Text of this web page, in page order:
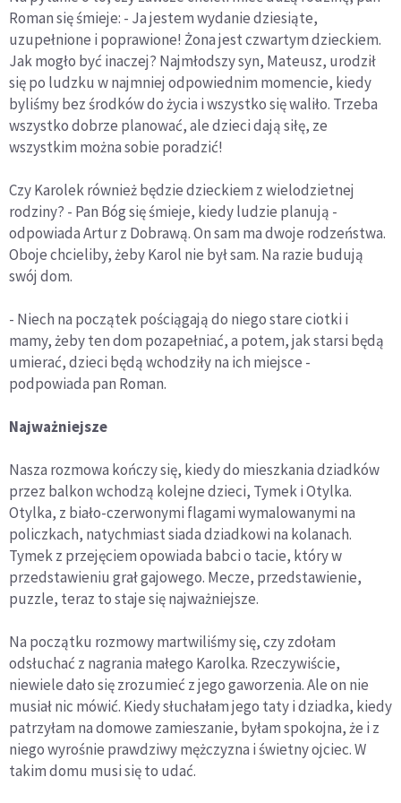
Roman się śmieje: - Ja jestem wydanie dziesiąte,
uzupełnione i poprawione! Żona jest czwartym dzieckiem.
Jak mogło być inaczej? Najmłodszy syn, Mateusz, urodził
się po ludzku w najmniej odpowiednim momencie, kiedy
byliśmy bez środków do życia i wszystko się waliło. Trzeba
wszystko dobrze planować, ale dzieci dają siłę, ze
wszystkim można sobie poradzić!
Czy Karolek również będzie dzieckiem z wielodzietnej
rodziny? - Pan Bóg się śmieje, kiedy ludzie planują -
odpowiada Artur z Dobrawą. On sam ma dwoje rodzeństwa.
Oboje chcieliby, żeby Karol nie był sam. Na razie budują
swój dom.
- Niech na początek pościągają do niego stare ciotki i
mamy, żeby ten dom pozapełniać, a potem, jak starsi będą
umierać, dzieci będą wchodziły na ich miejsce -
podpowiada pan Roman.
Najważniejsze
Nasza rozmowa kończy się, kiedy do mieszkania dziadków
przez balkon wchodzą kolejne dzieci, Tymek i Otylka.
Otylka, z biało-czerwonymi flagami wymalowanymi na
policzkach, natychmiast siada dziadkowi na kolanach.
Tymek z przejęciem opowiada babci o tacie, który w
przedstawieniu grał gajowego. Mecze, przedstawienie,
puzzle, teraz to staje się najważniejsze.
Na początku rozmowy martwiliśmy się, czy zdołam
odsłuchać z nagrania małego Karolka. Rzeczywiście,
niewiele dało się zrozumieć z jego gaworzenia. Ale on nie
musiał nic mówić. Kiedy słuchałam jego taty i dziadka, kiedy
patrzyłam na domowe zamieszanie, byłam spokojna, że i z
niego wyrośnie prawdziwy mężczyzna i świetny ojciec. W
takim domu musi się to udać.